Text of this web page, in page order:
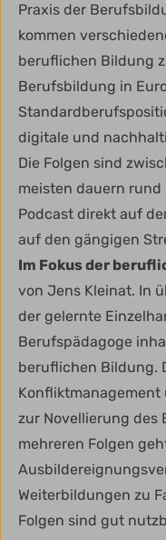
Praxis der
kommen
beruflichen Bildung
Berufsbildung in
digitale und
Die Folgen sind
meisten dauern rund
Podcast direkt auf
auf den gängigen
Im Fokus der
von Jens Kleinat. In
der gelernte
Berufspädagoge
beruflichen Bildung.
Konfliktmanagement
zur Novellierung des
mehreren Folgen
Weiterbildungen zu
Folgen sind gut